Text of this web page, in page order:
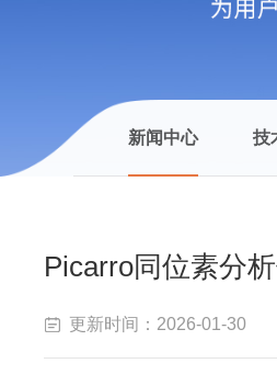
新闻中心 技
Picarro同位素分
更新时间：2026-01-30